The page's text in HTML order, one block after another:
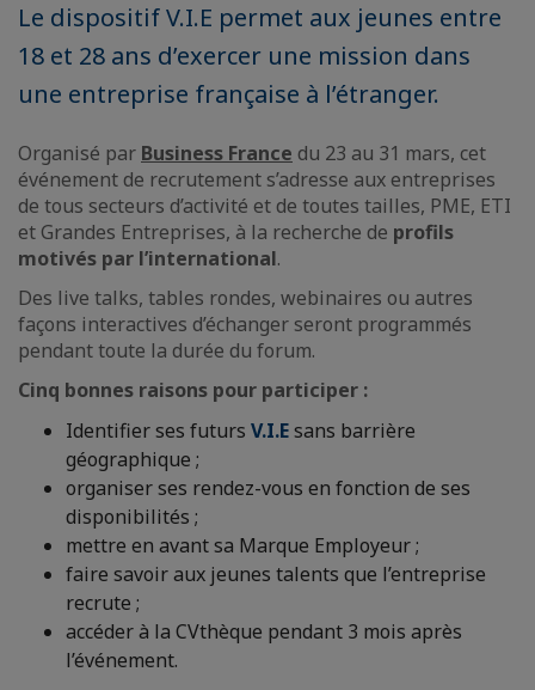
Le dispositif V.I.E permet aux jeunes entre
18 et 28 ans d’exercer une mission dans
une entreprise française à l’étranger.
Organisé par Business France du 23 au 31 mars, cet
événement de recrutement s’adresse aux entreprises
de tous secteurs d’activité et de toutes tailles, PME, ETI
et Grandes Entreprises, à la recherche de profils
motivés par l’international.
Des live talks, tables rondes, webinaires ou autres
façons interactives d’échanger seront programmés
pendant toute la durée du forum.
Cinq bonnes raisons pour participer :
Identifier ses futurs V.I.Esans barrière
géographique ;
organiser ses rendez-vous en fonction de ses
disponibilités ;
mettre en avant sa Marque Employeur ;
faire savoir aux jeunes talents que l’entreprise
recrute ;
accéder à la CVthèque pendant 3 mois après
l’événement.